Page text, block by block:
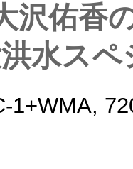
沢佑香
水ス
1+WMA,